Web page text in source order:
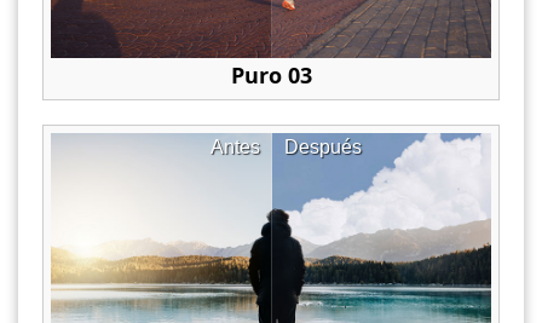
Puro 03
Después
Antes